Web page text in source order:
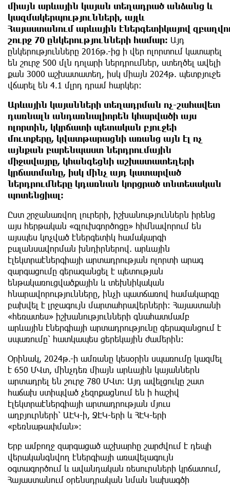
միայն արևային կայան տեղադրած անձանց և
կազմակերպությունների, այլև
Հայաստանում արևային էներգետիկայով
շուրջ 70 ընկերությունների համար։ Այդ
ընկերությունները 2016թ.-ից ի վեր ոլորտում կատարել
են շուրջ 500 մլն դոլարի ներդրումներ, ստեղծել ավելի
քան 3000 աշխատատեղ, իսկ միայն 2024թ. պետբյուջե
վճարել են 4.1 մլրդ դրամ հարկեր։
Արևային կայանների տեղադրման ոչ-շահավետ
դառնալն անդառնալիորեն կհարվածի այս
ոլորտին, կկրճատի պետական բյուջեի
մուտքերը, կվատթարացնի առանց այն էլ ոչ
այնքան բարենպաստ ներդրումային
միջավայրը, կհանգեցնի աշխատատեղերի
կրճատմանը, իսկ մինչ այդ կատարված
ներդրումները կդառնան կորցրած տնտեսական
պոտենցիալ։
Ըստ շրջանառվող լուրերի, իշխանություններն իրենց
այս հերթական «գլուխգործոցը» հիմնավորում են
այսպես կոչված էներգետիկ համակարգի
բալանսավորման խնդիրներով. արևային
էլեկտրաէներգիայի արտադրության ոլորտի արագ
զարգացումը գերազանցել է պետության
ենթակառուցվածքային և տեխնիկական
հնարավորությունները, ինչի պատճառով համակարգը
բախվել է լրջագույն մարտահրավերների։ Հայաստանի
«հեռատես» իշխանությունների գնահատմամբ
արևային էներգիայի արտադրությունը գերազանցում է
սպառումը՝ հատկապես ցերեկային ժամերին։
Օրինակ, 2024թ.-ի ամռանը կեսօրին սպառումը կազմել
է 650 ՄՎտ, մինչդեռ միայն արևային կայաններն
արտադրել են շուրջ 780 ՄՎտ։ Այդ ավելցուկը շատ
հաճախ ստիպված չեզոքացնում են ի հաշիվ
էլեկտրաէներգիայի արտադրության մյուս
աղբյուրների՝ ԱԷԿ-ի, ՋԷԿ-երի և ՀԷԿ-երի
«բեռնաթափման»։
Երբ ամբողջ զարգացած աշխարհը շարժվում է դեպի
վերականգնվող էներգիայի առավելագույն
օգտագործում և ավանդական ռեսուրսների կրճատում,
Հայաստանում օրենսդրական նման նախագծի